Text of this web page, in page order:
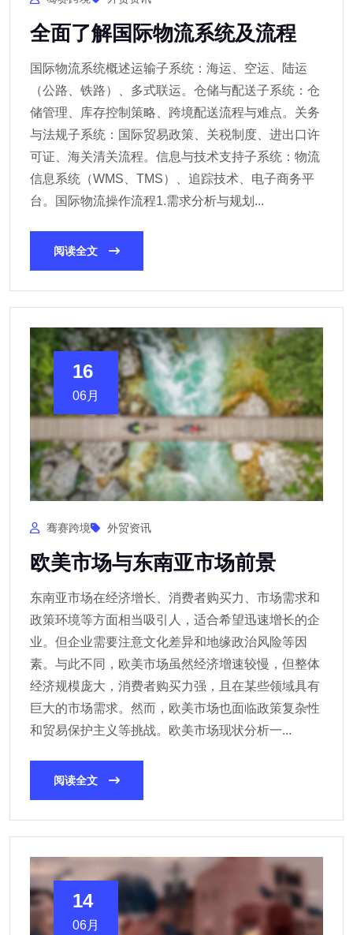
全面了解国际物流系统及流程
国际物流系统概述运输子系统：海运、空运、陆运
（公路、铁路）、多式联运。仓储与配送子系统：仓
储管理、库存控制策略、跨境配送流程与难点。关务
与法规子系统：国际贸易政策、关税制度、进出口许
可证、海关清关流程。信息与技术支持子系统：物流
信息系统（WMS、TMS）、追踪技术、电子商务平
台。国际物流操作流程1.需求分析与规划...
阅读全文
16
06月
骞赛跨境 外贸资讯
欧美市场与东南亚市场前景
东南亚市场在经济增长、消费者购买力、市场需求和
政策环境等方面相当吸引人，适合希望迅速增长的企
业。但企业需要注意文化差异和地缘政治风险等因
素。与此不同，欧美市场虽然经济增速较慢，但整体
经济规模庞大，消费者购买力强，且在某些领域具有
巨大的市场需求。然而，欧美市场也面临政策复杂性
和贸易保护主义等挑战。欧美市场现状分析一...
阅读全文
14
06月